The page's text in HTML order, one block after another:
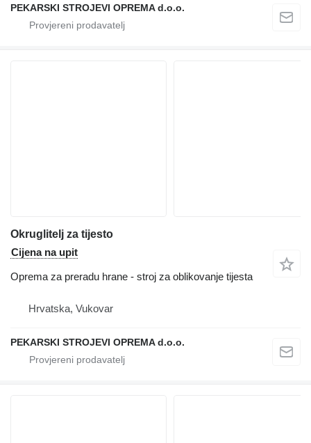
PEKARSKI STROJEVI OPREMA d.o.o.
Okruglitelj za tijesto
Cijena na upit
Oprema za preradu hrane - stroj za oblikovanje tijesta
Hrvatska, Vukovar
PEKARSKI STROJEVI OPREMA d.o.o.